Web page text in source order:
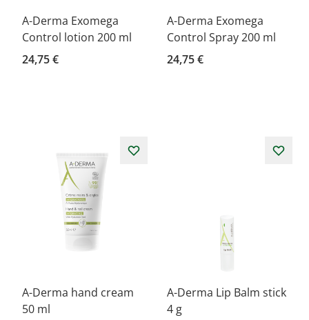
A-Derma Exomega
Control lotion 200 ml
24,75 €
A-Derma Exomega
Control Spray 200 ml
24,75 €
A-Derma hand cream
50 ml
A-Derma Lip Balm stick
4 g